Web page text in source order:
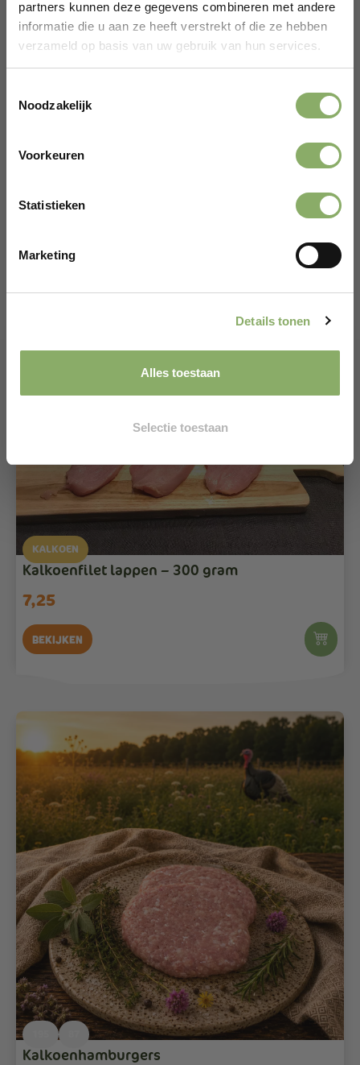
partners kunnen deze gegevens combineren met andere
informatie die u aan ze heeft verstrekt of die ze hebben
verzameld op basis van uw gebruik van hun services.
Noodzakelijk
Voorkeuren
Statistieken
Marketing
Details tonen
Alles toestaan
Selectie toestaan
4,49
KALKOEN
Kalkoenfilet lappen – 300 gram
7,25
Bekijken
Kalkoenhamburgers
Er wacht een kortingscode op je.